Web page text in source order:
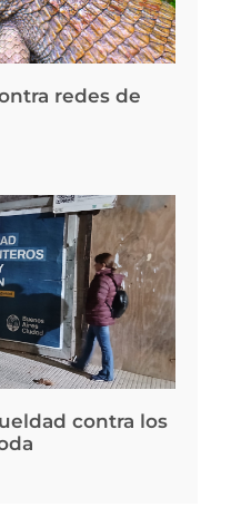
redes de
contra los